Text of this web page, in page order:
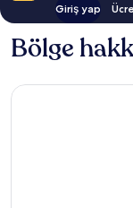
Giriş yap
Bölge